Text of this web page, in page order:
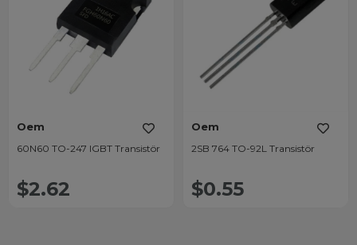
Oem
60N60 TO-247 IGBT Transistör
$2.62
Oem
2SB 764 TO-92L Transistör
$0.55